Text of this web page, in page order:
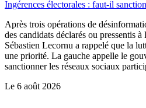
Ingérences électorales : faut-il
Après trois opérations de
des candidats déclarés ou pressentis
Sébastien Lecornu a rappelé que la
une priorité. La gauche appelle le
sanctionner les réseaux sociaux
Le 6 août 2026